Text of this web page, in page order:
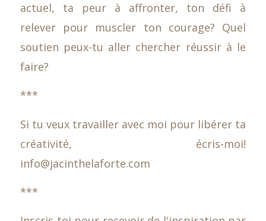
actuel, ta peur à affronter, ton défi à
relever pour muscler ton courage? Quel
soutien peux-tu aller chercher réussir à le
faire?
***
Si tu veux travailler avec moi pour libérer ta
créativité, écris-moi!
info@jacinthelaforte.com
***